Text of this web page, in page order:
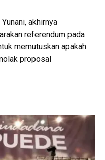
akhirnya
referendum pada
memutuskan apakah
proposal